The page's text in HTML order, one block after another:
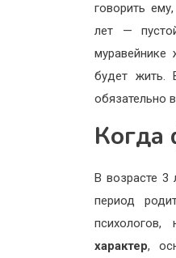
говорить
лет —
муравейнике
будет жить.
обязательно
Когда
В возрасте 3
период
характер,